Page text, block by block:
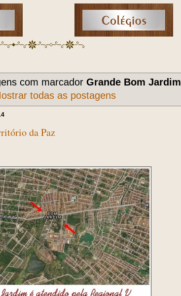
com marcador Grande Bom Jardim
todas as postagens
da Paz